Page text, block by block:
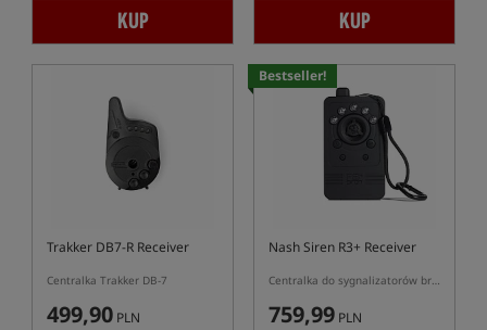
KUP KUP
Trakker DB7-R Receiver
Centralka Trakker DB-7
499,90 PLN
Bestseller!
Nash Siren R3+ Receiver
Centralka do sygnalizatorów brań Nash Siren R3+
759,99 PLN